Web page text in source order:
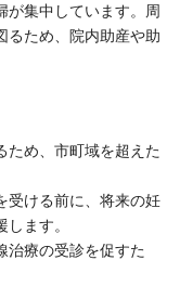
が集中しています。周
るため、院内助産や助
ため、市町域を超えた
受ける前に、将来の妊
ます。
治療の受診を促すた